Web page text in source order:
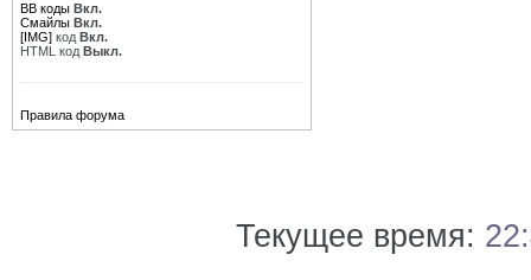
BB коды Вкл.
Смайлы Вкл.
[IMG] код Вкл.
HTML код Выкл.
Правила форума
Текущее время: